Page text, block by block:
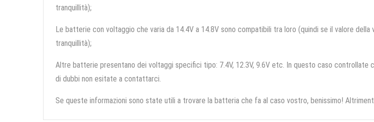
tranquillità);
Le batterie con voltaggio che varia da 14.4V a 14.8V sono compatibili tra loro (quindi se il valore
tranquillità);
Altre batterie presentano dei voltaggi specifici tipo: 7.4V, 12.3V, 9.6V etc. In questo caso
di dubbi non esitate a contattarci.
Se queste informazioni sono state utili a trovare la batteria che fa al caso vostro, benissimo!